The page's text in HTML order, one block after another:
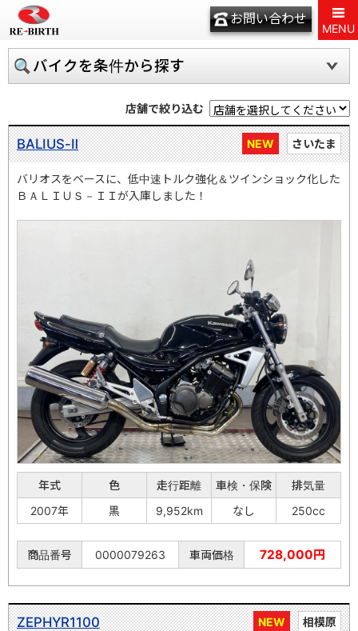
お問い合わせ
MENU
バイクを条件から探す
店舗で絞り込む
NEW さいたま
BALIUS-Ⅱ
バリオスをベースに、低中速トルク強化＆ツインショック化した
ＢＡＬＩＵＳ－ＩＩが入庫しました！
年式 色 走行距離 車検・保険
排気量
2007年
黒 9,952km なし 250cc
商品番号 0000079263 車両価格 728,000円
NEW 相模原
ZEPHYR1100